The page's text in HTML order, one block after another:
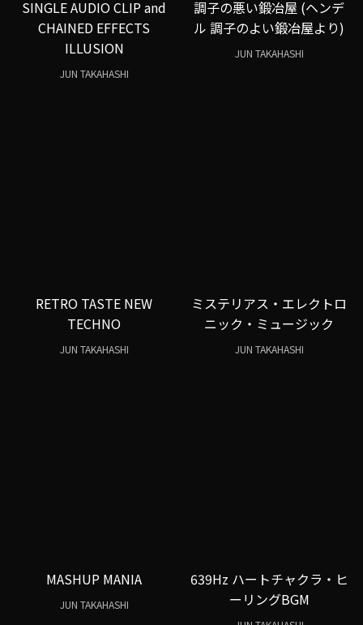
SINGLE AUDIO CLIP and
CHAINED EFFECTS
ILLUSION
JUN TAKAHASHI
調子の悪い鍛冶屋 (ヘンデ
ル 調子のよい鍛冶屋より)
JUN TAKAHASHI
RETRO TASTE NEW
TECHNO
JUN TAKAHASHI
ミステリアス・エレクトロ
ニック・ミュージック
JUN TAKAHASHI
MASHUP MANIA
JUN TAKAHASHI
639Hz ハートチャクラ・ヒ
ーリングBGM